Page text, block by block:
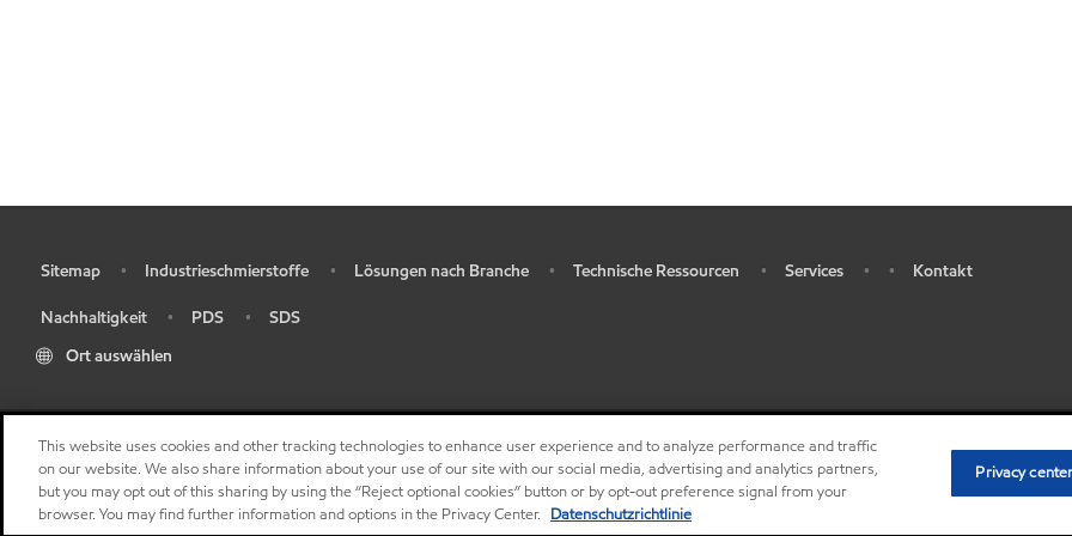
Sitemap • Industrieschmierstoffe • Lösungen nach Branche • Technische Ressourcen • Services • • Kontakt
Nachhaltigkeit • PDS •
SDS
Ort auswählen
• Privacy center (Do not sell or share my personal
This website uses cookies and other tracking technologies to enhance user experience and to analyze performance and traffic
on our website. We also share information about your use of our site with our social media, advertising and analytics partners,
but you may opt out of this sharing by using the “Reject optional cookies” button or by opt-out preference signal from your
browser. You may find further information and options in the Privacy Center. Datenschutzrichtlinie
Privacy center